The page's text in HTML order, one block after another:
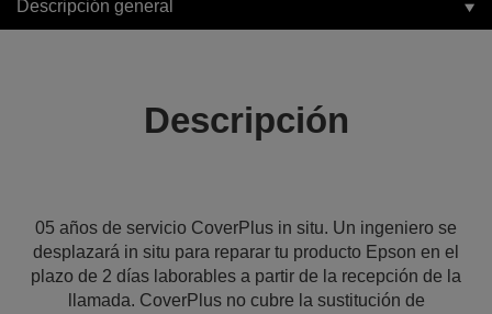
Descripción general
Descripción
05 años de servicio CoverPlus in situ. Un ingeniero se
desplazará in situ para reparar tu producto Epson en el
plazo de 2 días laborables a partir de la recepción de la
llamada. CoverPlus no cubre la sustitución de